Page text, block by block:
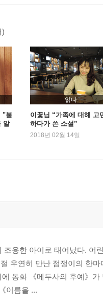
)
"불
알
읽다
이꽃님 “가족에 대해 고
하다가 쓴 소설”
2018년 02월 14일
조용한 아이로 태어났다. 어
우연히 만난 점쟁이의 한
동화 《메두사의 후예》
이름을 ...